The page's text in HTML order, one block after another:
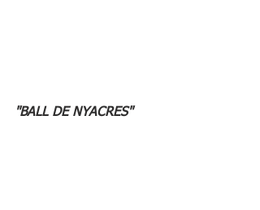
"BALL DE NYACRES"